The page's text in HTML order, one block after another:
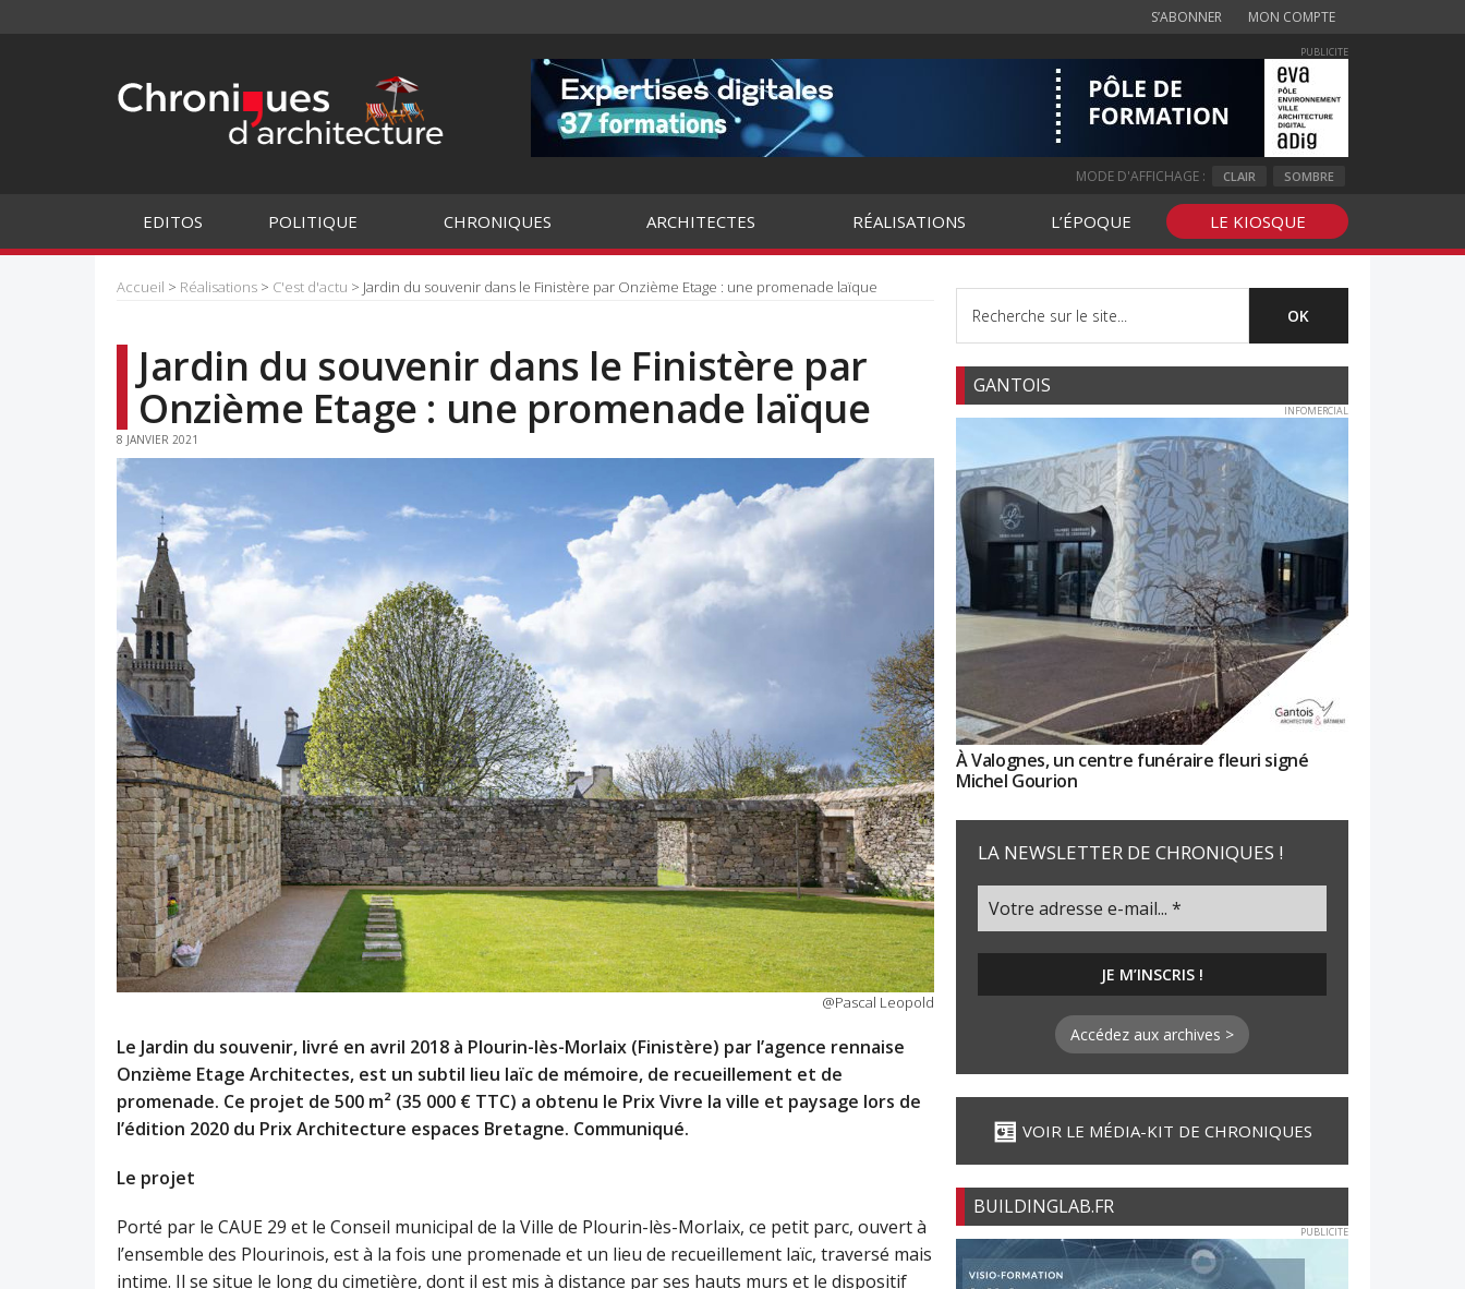
S’ABONNER MON COMPTE
PUBLICITE
MODE D'AFFICHAGE : CLAIR SOMBRE
EDITOS POLITIQUE CHRONIQUES ARCHITECTES RÉALISATIONS L’ÉPOQUE LE KIOSQUE
Accueil > Réalisations > C'est d'actu > Jardin du souvenir dans le Finistère par Onzième Etage : une promenade laïque
Jardin du souvenir dans le Finistère par
Onzième Etage : une promenade laïque
8 JANVIER 2021
@Pascal Leopold
Le Jardin du souvenir, livré en avril 2018 à Plourin-lès-Morlaix (Finistère) par l’agence rennaise
Onzième Etage Architectes, est un subtil lieu laïc de mémoire, de recueillement et de
promenade. Ce projet de 500 m² (35 000 € TTC) a obtenu le Prix Vivre la ville et paysage lors de
l’édition 2020 du Prix Architecture espaces Bretagne. Communiqué.
Le projet
Porté par le CAUE 29 et le Conseil municipal de la Ville de Plourin-lès-Morlaix, ce petit parc, ouvert à
l’ensemble des Plourinois, est à la fois une promenade et un lieu de recueillement laïc, traversé mais
intime. Il se situe le long du cimetière, dont il est mis à distance par ses hauts murs et le dispositif
GANTOIS
INFOMERCIAL
À Valognes, un centre funéraire fleuri signé
Michel Gourion
LA NEWSLETTER DE CHRONIQUES !
Accédez aux archives >
VOIR LE MÉDIA-KIT DE CHRONIQUES
BUILDINGLAB.FR
PUBLICITE